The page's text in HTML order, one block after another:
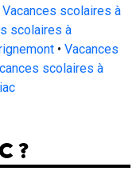
Vacances scolaires à
scolaires à
• Vacances
scolaires à
?